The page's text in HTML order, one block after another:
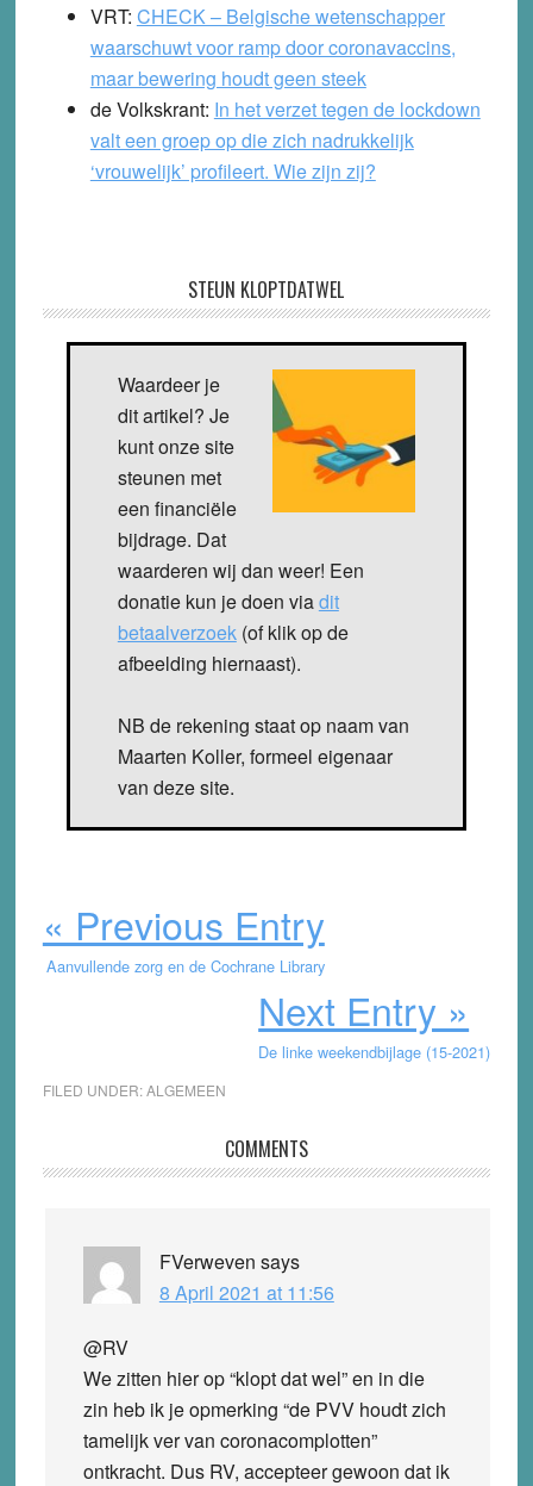
VRT: CHECK – Belgische wetenschapper
waarschuwt voor ramp door coronavaccins,
maar bewering houdt geen steek
de Volkskrant: In het verzet tegen de lockdown
valt een groep op die zich nadrukkelijk
‘vrouwelijk’ profileert. Wie zijn zij?
STEUN KLOPTDATWEL
Waardeer je
dit artikel? Je
kunt onze site
steunen met
een financiële
bijdrage. Dat
waarderen wij dan weer! Een
donatie kun je doen viadit
betaalverzoek(of klik op de
afbeelding hiernaast).
NB de rekening staat op naam van
Maarten Koller, formeel eigenaar
van deze site.
« Previous Entry
Aanvullende zorg en de Cochrane Library
Next Entry »
De linke weekendbijlage (15-2021)
FILED UNDER:ALGEMEEN
Interactions
COMMENTS
FVerweven says
8 April 2021 at 11:56
@RV
We zitten hier op “klopt dat wel” en in die
zin heb ik je opmerking “de PVV houdt zich
tamelijk ver van coronacomplotten”
ontkracht. Dus RV, accepteer gewoon dat ik